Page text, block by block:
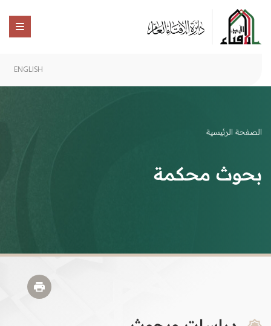
ENGLISH
الصفحة الرئيسية
بحوث محكمة